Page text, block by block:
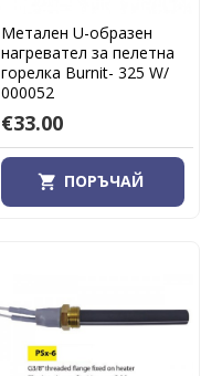
Метален U-образен
нагревател за пелетна
горелка Burnit- 325 W/
000052
€33.00
ПОРЪЧАЙ